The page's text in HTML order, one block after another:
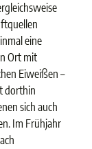
eine
Ort mit
Eiweißen –
dorthin
sich auch
Im Frühjahr